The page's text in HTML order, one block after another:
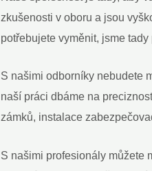
zkušenosti v oboru a jsou
potřebujete ​vyměnit, jsme tady
S našimi odborníky nebudete⁣
naší práci dbáme na
zámků, instalace
S našimi profesionály‍ můžete